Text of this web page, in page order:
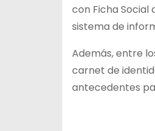
con Ficha Social
sistema de
Además, entre
carnet de
antecedentes